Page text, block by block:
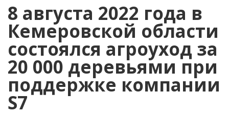
8 августа 2022 года в
Кемеровской области
состоялся агроуход за
20 000 деревьями при
поддержке компании
S7